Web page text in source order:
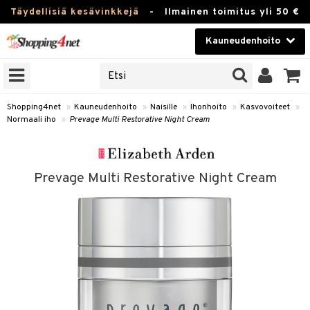
Täydellisiä kesävinkkejä - Ilmainen toimitus yli 50 €
Kauneudenhoito
Kauneudenhoito
Piilolinssit
Fitness
Lelut, Lapsi & Vauva
Tuotemerkkejä
Shopping4net » Kauneudenhoito » Naisille » Ihonhoito » Kasvovoiteet »
Normaali iho
» Prevage Multi Restorative Night Cream
Prevage Multi Restorative Night Cream